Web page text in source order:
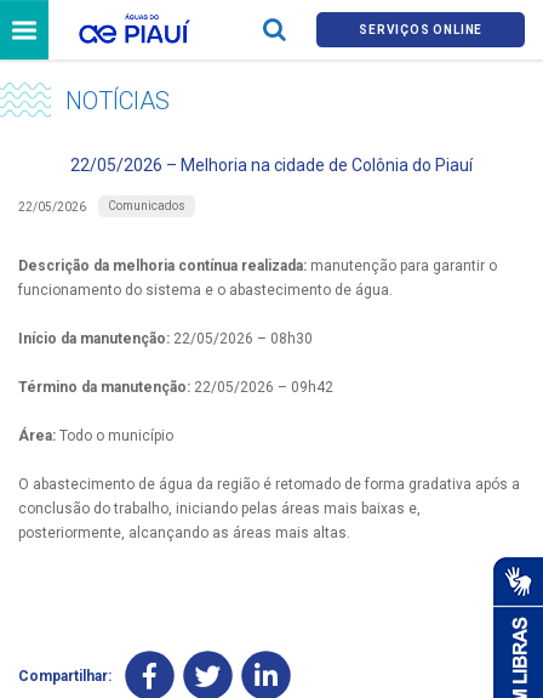
SERVIÇOS ONLINE
NOTÍCIAS
22/05/2026 – Melhoria na cidade de Colônia do Piauí
22/05/2026 Comunicados
Descrição da melhoria contínua realizada: manutenção para garantir o
funcionamento do sistema e o abastecimento de água.
Início da manutenção: 22/05/2026 – 08h30
Término da manutenção: 22/05/2026 – 09h42
Área: Todo o município
O abastecimento de água da região é retomado de forma gradativa após a
conclusão do trabalho, iniciando pelas áreas mais baixas e,
posteriormente, alcançando as áreas mais altas.
Compartilhar: